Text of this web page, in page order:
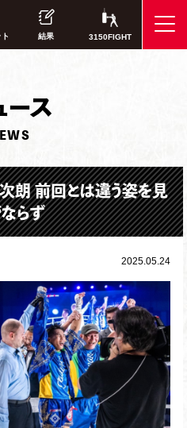
結果 3150FIGHT
ース
朗 前回とは違う姿を見
らず
2025.05.24